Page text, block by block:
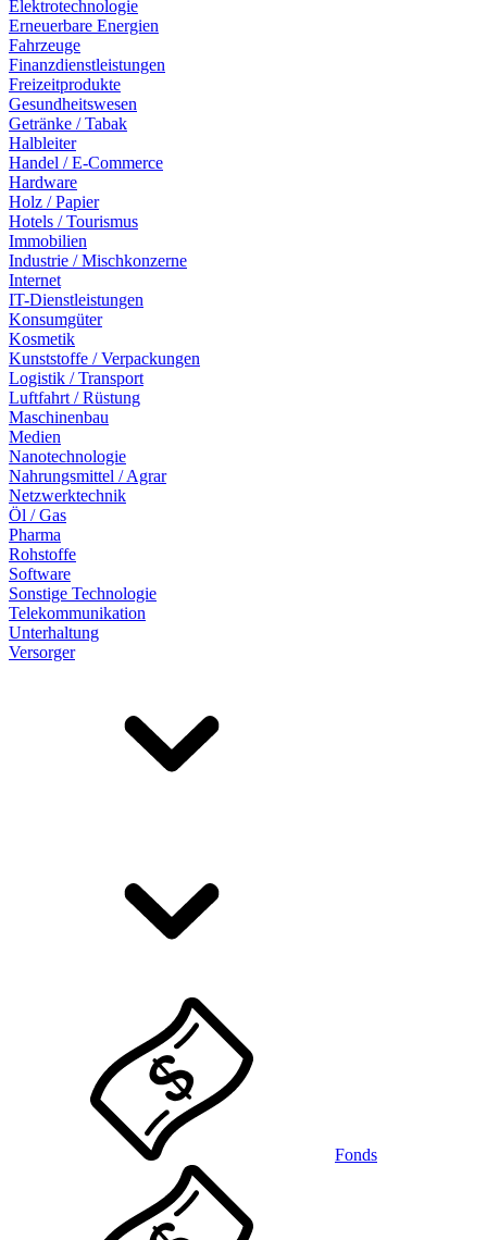
Elektrotechnologie
Erneuerbare Energien
Fahrzeuge
Finanzdienstleistungen
Freizeitprodukte
Gesundheitswesen
Getränke / Tabak
Halbleiter
Handel / E-Commerce
Hardware
Holz / Papier
Hotels / Tourismus
Immobilien
Industrie / Mischkonzerne
Internet
IT-Dienstleistungen
Konsumgüter
Kosmetik
Kunststoffe / Verpackungen
Logistik / Transport
Luftfahrt / Rüstung
Maschinenbau
Medien
Nanotechnologie
Nahrungsmittel / Agrar
Netzwerktechnik
Öl / Gas
Pharma
Rohstoffe
Software
Sonstige Technologie
Telekommunikation
Unterhaltung
Versorger
Fonds